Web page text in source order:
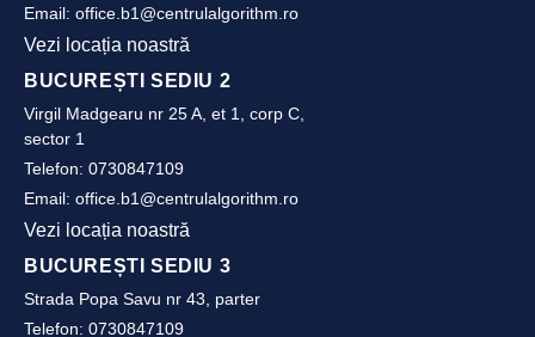
Email: office.b1@centrulalgorithm.ro
Vezi locația noastră
BUCUREȘTI SEDIU 2
Virgil Madgearu nr 25 A, et 1, corp C,
sector 1
Telefon: 0730847109
Email: office.b1@centrulalgorithm.ro
Vezi locația noastră
BUCUREȘTI SEDIU 3
Strada Popa Savu nr 43, parter
Telefon: 0730847109